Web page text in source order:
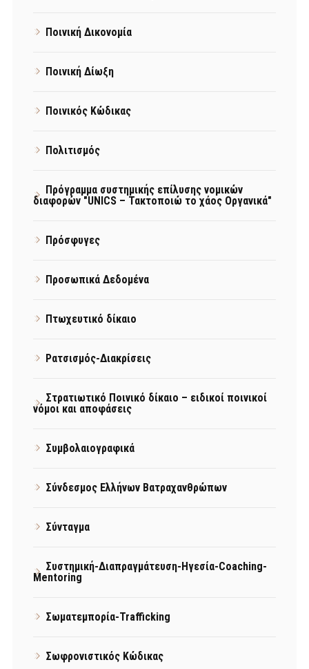
Ποινική Δικονομία
Ποινική Δίωξη
Ποινικός Κώδικας
Πολιτισμός
Πρόγραμμα συστημικής επίλυσης νομικών
διαφορών "UNICS – Τακτοποιώ το χάος Οργανικά"
Πρόσφυγες
Προσωπικά Δεδομένα
Πτωχευτικό δίκαιο
Ρατσισμός-Διακρίσεις
Στρατιωτικό Ποινικό δίκαιο – ειδικοί ποινικοί
νόμοι και αποφάσεις
Συμβολαιογραφικά
Σύνδεσμος Ελλήνων Βατραχανθρώπων
Σύνταγμα
Συστημική-Διαπραγμάτευση-Ηγεσία-Coaching-
Mentoring
Σωματεμπορία-Trafficking
Σωφρονιστικός Κώδικας